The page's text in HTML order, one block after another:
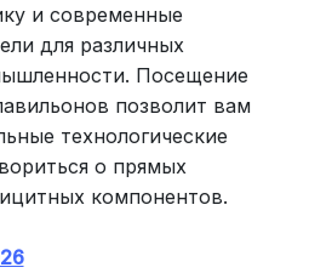
и современные
для различных
Посещение
позволит вам
технологические
о прямых
компонентов.